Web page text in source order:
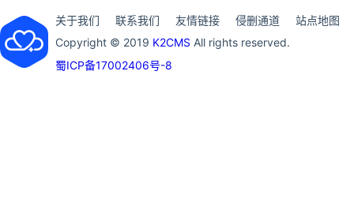
关于我们 联系我们 友情链接 侵删通道
站点地图
Copyright © 2019 K2CMS All rights reserved.
蜀ICP备17002406号-8